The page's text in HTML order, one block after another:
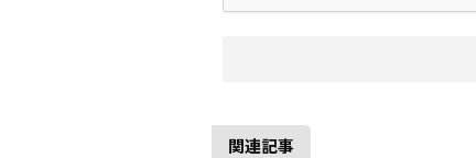
関連記事